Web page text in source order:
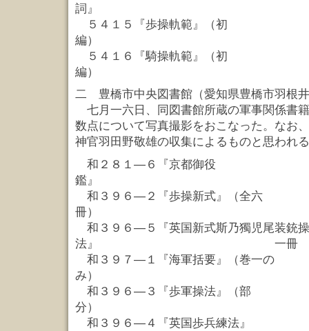
詞』
５４１５『歩操軌範』（初
編）
５４１６『騎操軌範』（初
編）
二 豊橋市中央図書館（愛知県豊橋市羽根
七月一六日、同図書館所蔵の軍事関係書
数点について写真撮影をおこなった。なお
神官羽田野敬雄の収集によるものと思われ
和２８１—６『京都御役
鑑』
和３９６—２『歩操新式』（全六
冊） 六
和３９６—５『英国新式斯乃獨児尾装銃操
法』 一冊
和３９７—１『海軍括要』（巻一の
み） 一
和３９６—３『歩軍操法』（部
分） 三
和３９６—４『英国歩兵練法』